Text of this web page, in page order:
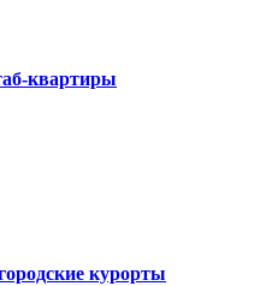
квартиры
курорты